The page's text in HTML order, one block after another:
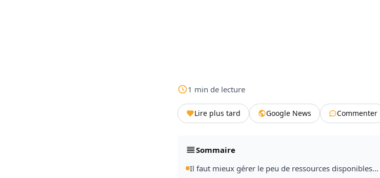
1 min de lecture
Lire plus tard Google News Commenter
Sommaire
Il faut mieux gérer le peu de ressources disponibles…